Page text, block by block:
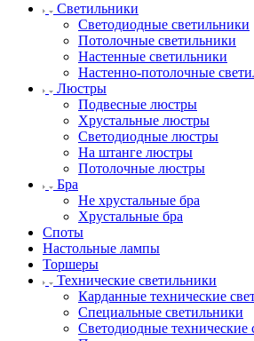
Светильники
Светодиодные светильники
Потолочные светильники
Настенные светильники
Настенно-потолочные
Люстры
Подвесные люстры
Хрустальные люстры
Светодиодные люстры
На штанге люстры
Потолочные люстры
Бра
Не хрустальные бра
Хрустальные бра
Споты
Настольные лампы
Торшеры
Технические светильники
Карданные технические
Специальные светильники
Светодиодные технические